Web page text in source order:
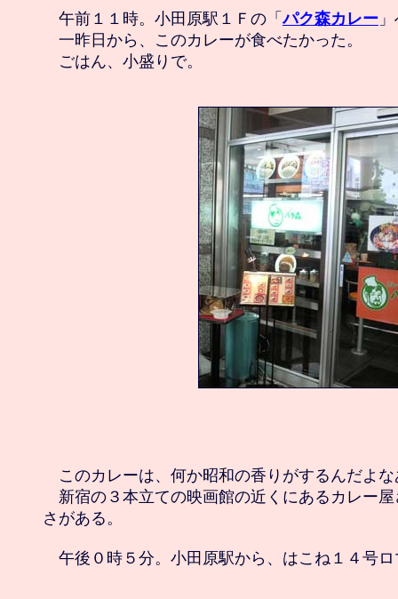
午前１１時。小田原駅１Ｆの「パク森カレー
一昨日から、このカレーが食べたかった。
このカレーは、何か昭和の香りがするんだよな
新宿の３本立ての映画館の近くにあるカレー
さがある。